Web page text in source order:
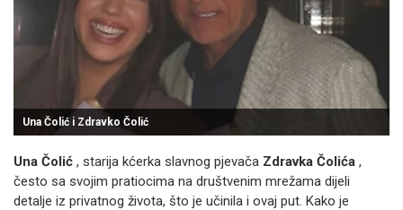
Una Čolić i Zdravko Čolić
Una Čolić , starija kćerka slavnog pjevača Zdravka Čolića ,
često sa svojim pratiocima na društvenim mrežama dijeli
detalje iz privatnog života, što je učinila i ovaj put. Kako je